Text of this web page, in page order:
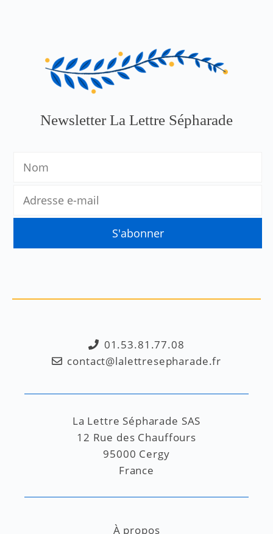
Newsletter La Lettre Sépharade
01.53.81.77.08
contact@lalettresepharade.fr
La Lettre Sépharade SAS
12 Rue des Chauffours
95000 Cergy
France
À propos